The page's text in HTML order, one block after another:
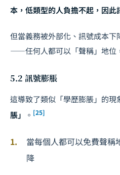
本，低類型的人負擔不起，因此
但當義務被外部化、訊號成本
——任何人都可以「聲稱」地位
5.2 訊號膨脹
這導致了類似「學歷膨脹」的
脹」
。 [25]
當每個人都可以免費聲稱
降